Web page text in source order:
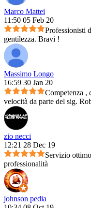
Marco Mattei
11:50 05 Feb 20
Professionisti
gentilezza. Bravi !
Massimo Longo
16:59 30 Jan 20
Competenza ,
velocità da parte del sig.
zio necci
12:21 28 Dec 19
Servizio
professionalità
johnson pedia